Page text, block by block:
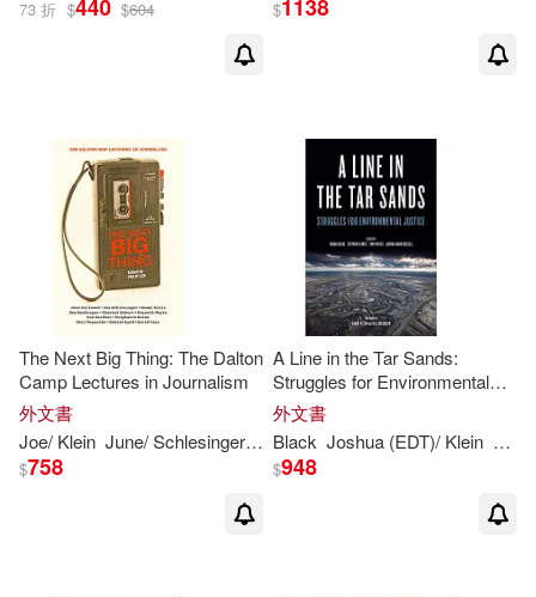
73 折 $440 $604 $1138
The Next Big Thing: The Dalton
Camp Lectures in Journalism
外文書
Joe/ Klein June/ Schlesinger Lee Naomi/ Mcgregor Philip
$758
A Line in the Tar Sands:
Struggles for Environmental
Justice
外文書
Black Joshua (EDT)/ Klein
$948